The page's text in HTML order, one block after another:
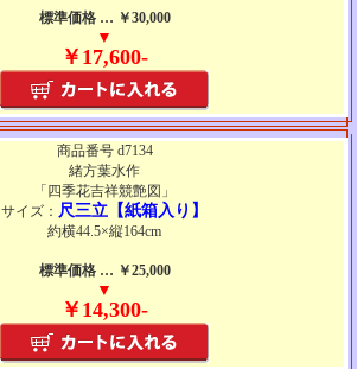
標準価格 … ￥30,000
▼
￥17,600-
商品番号 d7134
緒方葉水作
「四季花吉祥競艶図」
サイズ： 尺三立【紙箱入り】
約横44.5×縦164cm
標準価格 … ￥25,000
▼
￥14,300-